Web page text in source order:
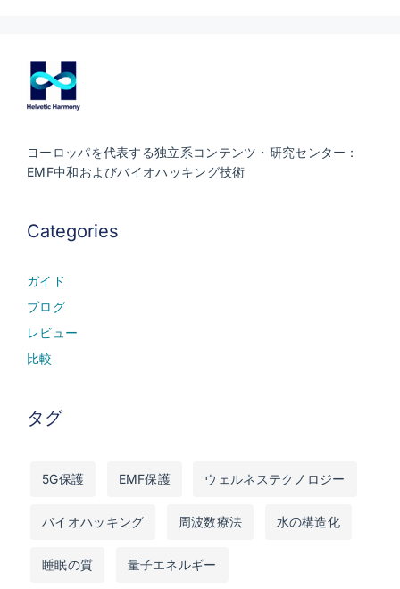
ヨーロッパを代表する独立系コンテンツ・研究センター：
EMF中和およびバイオハッキング技術
Categories
ガイド
ブログ
レビュー
比較
タグ
5G保護 EMF保護 ウェルネステクノロジー
バイオハッキング 周波数療法 水の構造化
睡眠の質 量子エネルギー